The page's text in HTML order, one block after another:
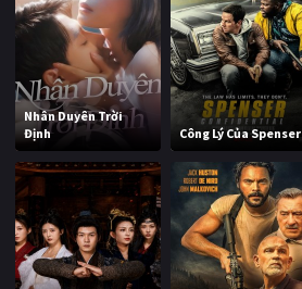
Nhân Duyên Trời
Định
Công Lý Của Spenser